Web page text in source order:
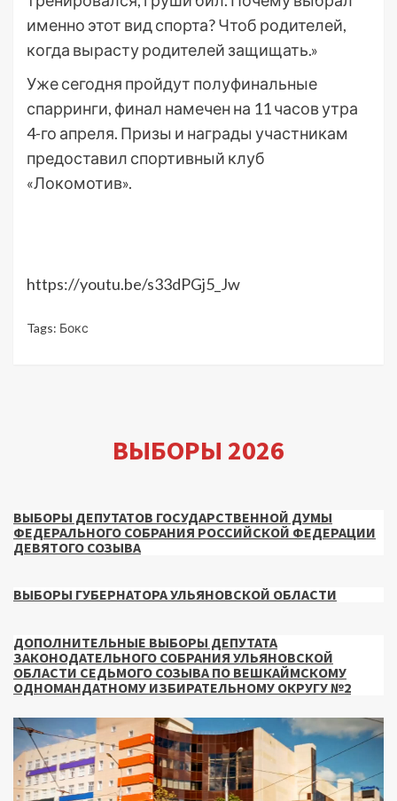
именно этот вид спорта? Чтоб родителей,
когда вырасту родителей защищать.»
Уже сегодня пройдут полуфинальные
спарринги, финал намечен на 11 часов утра
4-го апреля. Призы и награды участникам
предоставил спортивный клуб
«Локомотив».
https://youtu.be/s33dPGj5_Jw
Tags: Бокс
ВЫБОРЫ 2026
ВЫБОРЫ ДЕПУТАТОВ ГОСУДАРСТВЕННОЙ ДУМЫ
ФЕДЕРАЛЬНОГО СОБРАНИЯ РОССИЙСКОЙ ФЕДЕРАЦИИ
ДЕВЯТОГО СОЗЫВА
ВЫБОРЫ ГУБЕРНАТОРА УЛЬЯНОВСКОЙ ОБЛАСТИ
ДОПОЛНИТЕЛЬНЫЕ ВЫБОРЫ ДЕПУТАТА
ЗАКОНОДАТЕЛЬНОГО СОБРАНИЯ УЛЬЯНОВСКОЙ
ОБЛАСТИ СЕДЬМОГО СОЗЫВА ПО ВЕШКАЙМСКОМУ
ОДНОМАНДАТНОМУ ИЗБИРАТЕЛЬНОМУ ОКРУГУ №2